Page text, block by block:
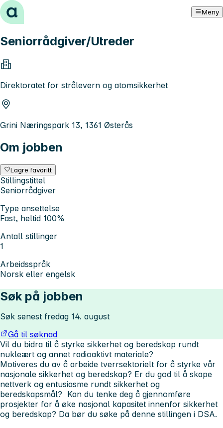
Hopp til innhold Meny
Seniorrådgiver/Utreder
Direktoratet for strålevern og atomsikkerhet
Grini Næringspark 13, 1361 Østerås
Om jobben
Lagre favoritt
Stillingstittel
Seniorrådgiver
Type ansettelse
Fast, heltid 100%
Antall stillinger
1
Arbeidsspråk
Norsk eller engelsk
Søk på jobben
Søk senest fredag 14. august
Gå til søknad
Vil du bidra til å styrke sikkerhet og beredskap rundt
nukleært og annet radioaktivt materiale?
Motiveres du av å arbeide tverrsektorielt for å styrke vår
nasjonale sikkerhet og beredskap? Er du god til å skape
nettverk og entusiasme rundt sikkerhet og
beredskapsmål? Kan du tenke deg å gjennomføre
prosjekter for å øke nasjonal kapasitet innenfor sikkerhet
og beredskap? Da bør du søke på denne stillingen i DSA.